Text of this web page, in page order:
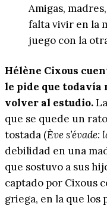
Amigas,
falta vivir en la
juego con la
Hélène Cixous
le pide que todavía
volver al estudio.
que se quede un
tostada (Ève
debilidad en una
que sostuvo a sus
captado por Cixous
griega, en la que los